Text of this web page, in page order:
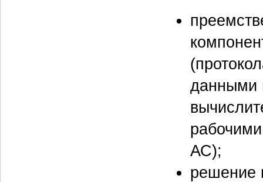
данными
АС);
решение